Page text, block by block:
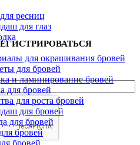
ресниц
для глаз
для окрашивания бровей
для бровей
и ламинирование бровей
для бровей
для роста бровей
для бровей
для бровей
бровей
бровей